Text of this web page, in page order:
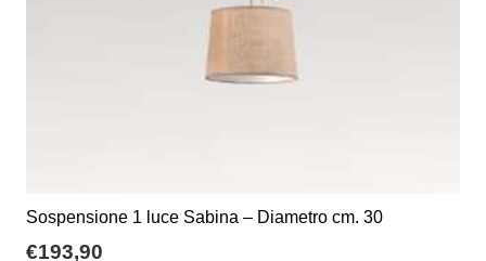
Sospensione 1 luce Sabina – Diametro cm. 30
€193,90